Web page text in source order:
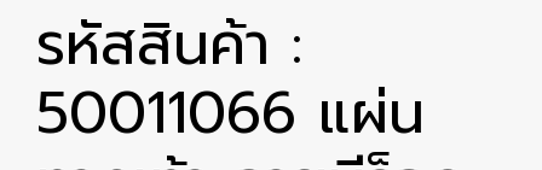
รหัสสินค้า :
50011066 แผ่น